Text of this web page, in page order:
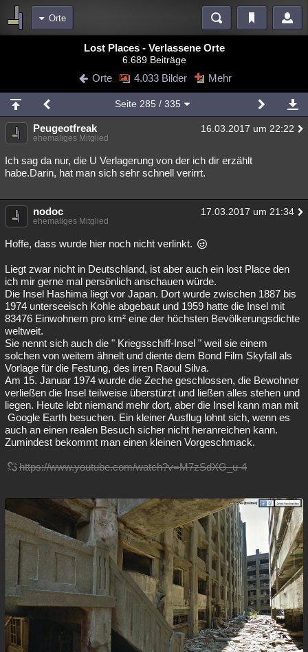
Orte
Blogs Videos
Chat Wiki Neuigkeiten
meine Rubriken
Menschen Wissenschaft Mystery Kriminalfälle
Spiritualität Verschwörungen Technologie Ufologie
weitere Rubriken
Philosophie Träume
Musik Clash Verbesserungen Allmystery
Übersichten
Besucht Teilgenommen Alle Neue Geschlossen
Lesenswert Schlüsselwörter
Lost Places - Verlassene Orte
6.689 Beiträge
Orte 4.033 Bilder Mehr
Seite 285 / 335
Peugeotfreak 16.03.2017 um 22:22
ehemaliges Mitglied
Ich sag da nur, die U Verlagerung von der ich dir erzählt
habe.Darin, hat man sich sehr schnell verirrt.
nodoc 17.03.2017 um 21:34
ehemaliges Mitglied
Hoffe, dass wurde hier noch nicht verlinkt.
Liegt zwar nicht in Deutschland, ist aber auch ein lost Place den
ich mir gerne mal persönlich anschauen würde.
Die Insel Hashima liegt vor Japan. Dort wurde zwischen 1887 bis
1974 unterseeisch Kohle abgebaut und 1959 hatte die Insel mit
83476 Einwohnern pro km² eine der höchsten Bevölkerungsdichte
weltweit.
Sie nennt sich auch die " Kriegsschiff-Insel " weil sie einem
solchen von weitem ähnelt und diente dem Bond Film Skyfall als
Vorlage für die Festung, des irren Raoul Silva.
Am 15. Januar 1974 wurde die Zeche geschlossen, die Bewohner
verließen die Insel teilweise überstürzt und ließen alles stehen und
liegen. Heute lebt niemand mehr dort, aber die Insel kann man mit
Google Earth besuchen. Ein kleiner Ausflug lohnt sich, wenn es
auch an einen realen Besuch sicher nicht heranreichen kann.
Zumindest bekommt man einen kleinen Vorgeschmack.
https://www.youtube.com/watch?v=M7zSdXG_u-4